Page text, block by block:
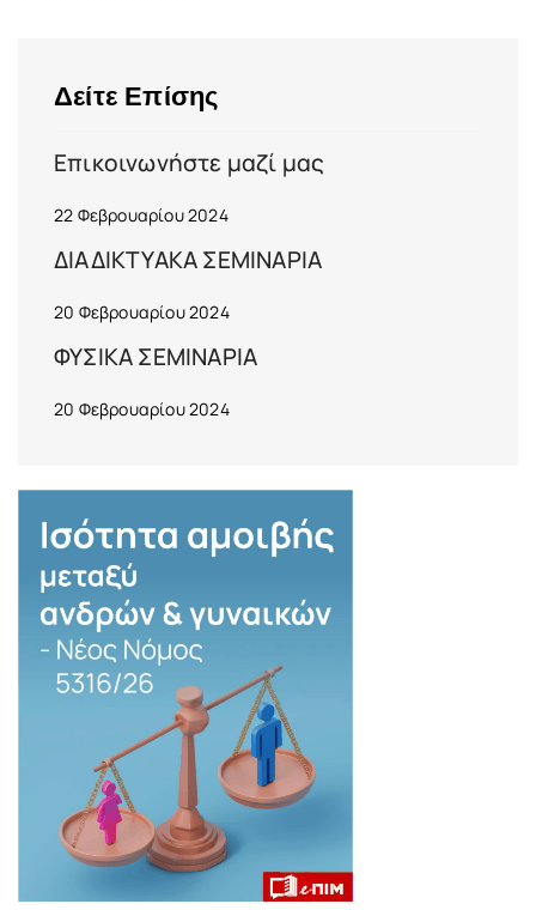
Δείτε Επίσης
Επικοινωνήστε μαζί μας
22 Φεβρουαρίου 2024
ΔΙΑΔΙΚΤΥΑΚΑ ΣΕΜΙΝΑΡΙΑ
20 Φεβρουαρίου 2024
ΦΥΣΙΚΑ ΣΕΜΙΝΑΡΙΑ
20 Φεβρουαρίου 2024